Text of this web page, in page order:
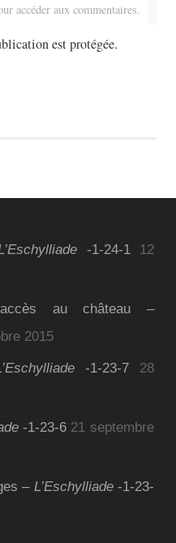
accéder aux commentaires.
est protégée.
-1-24-1
12
au château –
2015
-1-23-7
28
-1-23-6 21 septembre
– L’Eschylliade-1-23-